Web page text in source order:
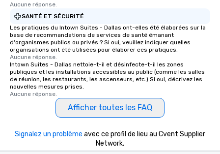
Aucune réponse.
SANTÉ ET SÉCURITÉ
Les pratiques du Intown Suites - Dallas ont-elles été élaborées sur la
base de recommandations de services de santé émanant
d'organismes publics ou privés ? Si oui, veuillez indiquer quelles
organisations ont été utilisées pour élaborer ces pratiques.
Aucune réponse.
Intown Suites - Dallas nettoie-t-il et désinfecte-t-il les zones
publiques et les installations accessibles au public (comme les salles
de réunion, les restaurants, les ascenseurs, etc.) Si oui, décrivez les
nouvelles mesures prises.
Aucune réponse.
Afficher toutes les FAQ
Signalez un problème avec ce profil de lieu au Cvent Supplier
Network.